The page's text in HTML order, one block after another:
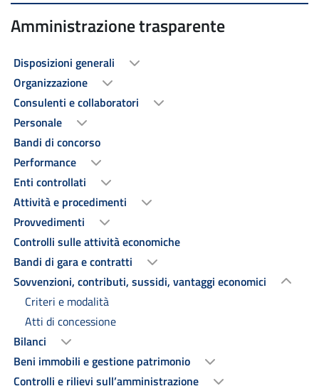
Amministrazione trasparente
Disposizioni generali
Organizzazione
Consulenti e collaboratori
Personale
Bandi di concorso
Performance
Enti controllati
Attività e procedimenti
Provvedimenti
Controlli sulle attività economiche
Bandi di gara e contratti
Sovvenzioni, contributi, sussidi, vantaggi economici
Criteri e modalità
Atti di concessione
Bilanci
Beni immobili e gestione patrimonio
Controlli e rilievi sull’amministrazione